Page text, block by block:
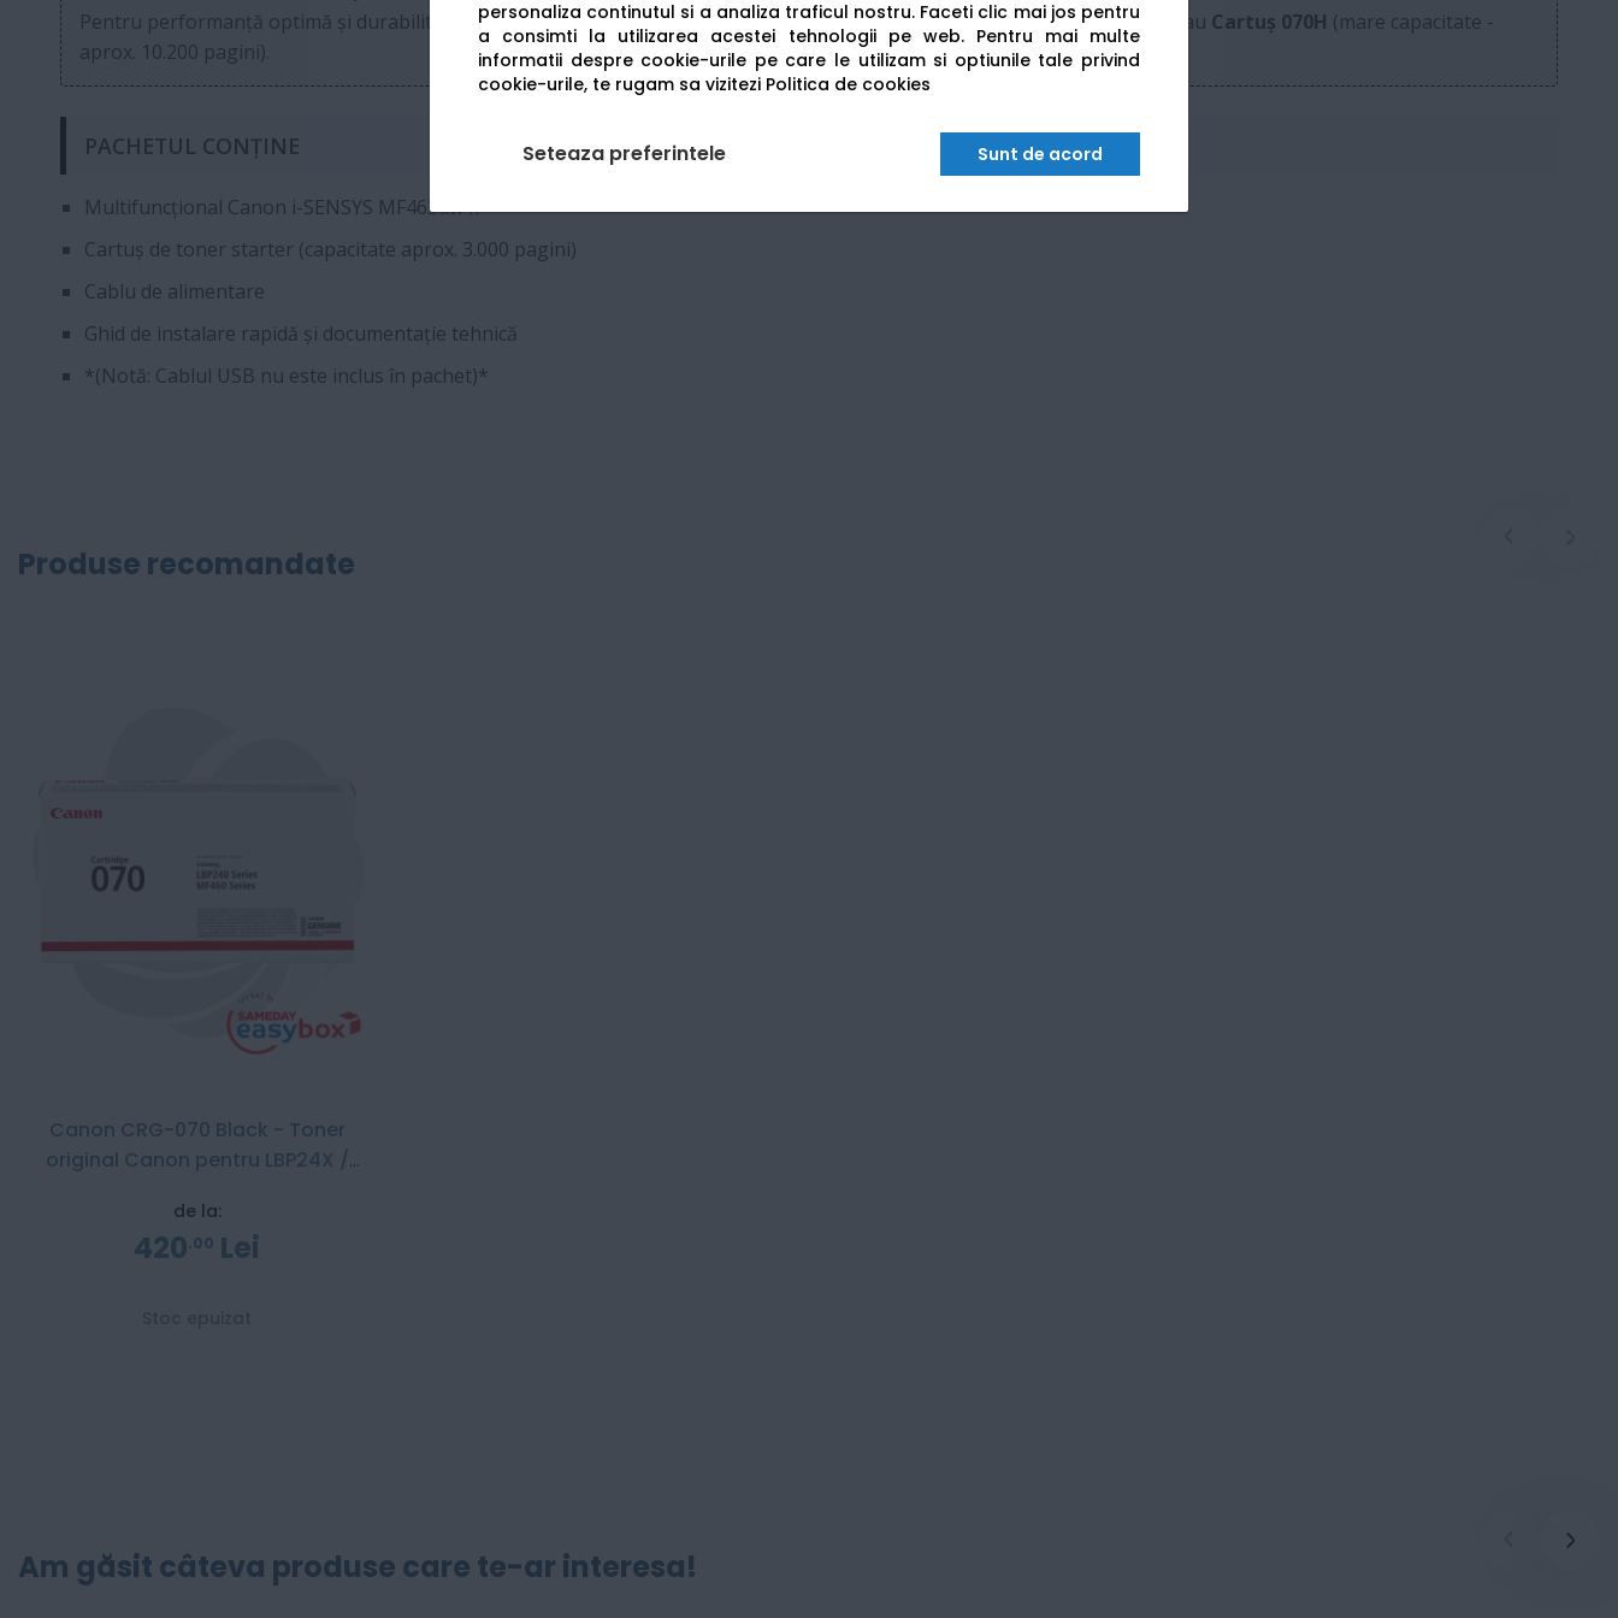
personaliza continutul si a analiza traficul nostru. Faceti clic mai jos pentru
a consimti la utilizarea acestei tehnologii pe web. Pentru mai multe
informatii despre cookie-urile pe care le utilizam si optiunile tale privind
cookie-urile, te rugam sa vizitezi Politica de cookies
Seteaza preferintele Sunt de acord
Pentru performanță optimă și durabilitate, utilizați cartușele originale Canon: Cartuș 070(standard - aprox. 3.000 pagini) sau Cartuș 070H (mare capacitate -
aprox. 10.200 pagini).
PACHETUL CONȚINE
Multifuncțional Canon i-SENSYS MF463dw II
Cartuș de toner starter (capacitate aprox. 3.000 pagini)
Cablu de alimentare
Ghid de instalare rapidă și documentație tehnică
*(Notă: Cablul USB nu este inclus în pachet)*
Produse recomandate
Canon CRG-070 Black - Toner
original Canon pentru LBP24X /
de la:
420 00 Lei
Am găsit câteva produse care te-ar interesa!